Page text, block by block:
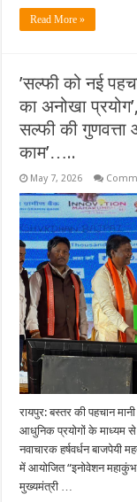
Read More »
’सल्फी को नई
का अनोखा
सल्फी की गुणवत्ता
काम’…..
May 7, 2026
रायपुर: बस्तर की पहचान
आधुनिक प्रयोगों के माध्यम से
नवाचारक हर्षवर्धन बाजपेयी
में आयोजित “इनोवेशन
मुख्यमंत्री …